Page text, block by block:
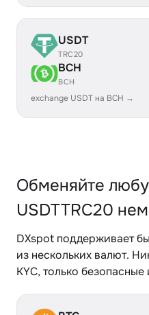
USDT
TRC20
BCH
BCH
exchange USDT на BCH →
Обменяйте
USDTTRC20
DXspot поддерживает
из нескольких валют.
KYC, только